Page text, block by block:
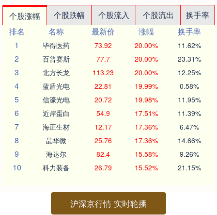
个股涨幅 个股跌幅 个股流入 个股流出
换手率
排名
名称 最新价 涨幅
换手率
1
毕得医药 73.92 20.00% 11.62%
2 百普赛斯 77.7 20.00% 23.31%
3 北方长龙 113.23 20.00% 12.25%
4 蓝盾光电 22.81 19.99% 0.58%
5 信濠光电 20.72 19.98% 11.95%
6 近岸蛋白 54.9 17.51% 11.39%
7 海正生材 12.17 17.36% 6.47%
8 晶华微 25.76 17.36% 14.66%
9 海达尔 82.4 15.58% 9.26%
10 科力装备 26.79 15.52% 21.15%
沪深京行情 实时轮播